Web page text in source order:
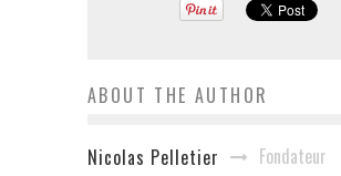
ABOUT THE AUTHOR
Nicolas Pelletier Fondateur